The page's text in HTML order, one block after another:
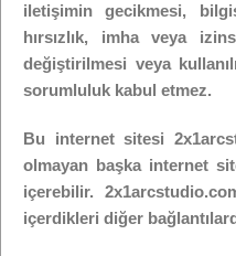
iletişimin gecikmesi,
hırsızlık, imha veya
değiştirilmesi veya
sorumluluk kabul etmez.
Bu internet sitesi
olmayan başka internet
içerebilir.
içerdikleri diğer